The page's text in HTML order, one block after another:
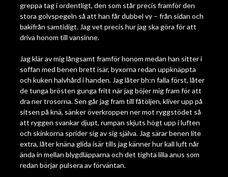
greppa tag i ordentligt, den som står precis framför den
stora golvspegeln så att han får dubbel vy – från sidan och
bakifrån samtidigt. Jag vet precis hur jag ska göra för att
driva honom till vansinne.
Jag klär av mig långsamt framför honom medan han sitter i
soffan med benen brett isär, byxorna redan uppknäppta
och kuken halvhård i handen. Jag låter bh:n falla först, låter
de tunga brösten gunga fritt när jag böjer mig fram för att
dra ner trosorna. Sen går jag fram till fåtöljen, kliver upp på
sitsen på knä, sänker överkroppen ner mot ryggstödet så
att ryggen svankar djupt, rumpan skjuts högt upp i luften
och skinkorna sprider sig av sig själva. Jag särar benen lite
extra, låter knäna glida isär tills jag känner hur kall luft når
ända in mellan blygdläpparna och det tighta lilla anus som
redan börjar pulsera av förväntan.